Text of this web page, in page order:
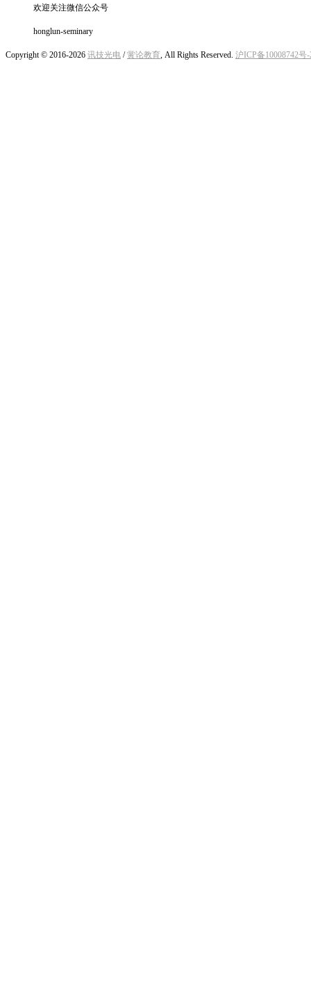
欢迎关注微信公众号
honglun-seminary
Copyright © 2016-2026 讯技光电 / 黉论教育, All Rights Reserved. 沪ICP备10008742号-